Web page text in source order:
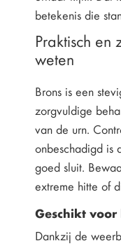
betekenis die
Praktisch
weten
Brons is een
zorgvuldige
van de urn.
onbeschadigd is
goed sluit.
extreme hitte of
Geschikt
Dankzij de